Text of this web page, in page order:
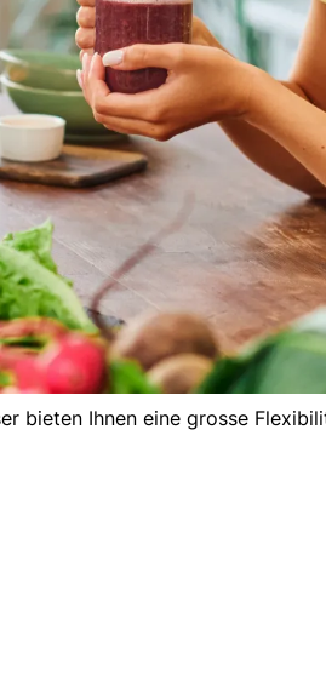
bieten Ihnen eine grosse